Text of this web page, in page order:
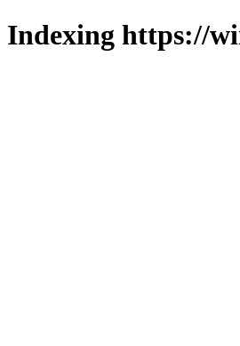
Indexing https://